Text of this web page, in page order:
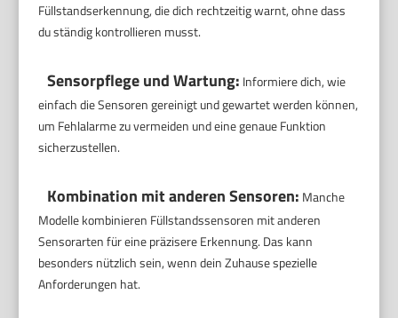
Füllstandserkennung, die dich rechtzeitig warnt, ohne dass
du ständig kontrollieren musst.
Sensorpflege und Wartung: Informiere dich, wie
einfach die Sensoren gereinigt und gewartet werden können,
um Fehlalarme zu vermeiden und eine genaue Funktion
sicherzustellen.
Kombination mit anderen Sensoren: Manche
Modelle kombinieren Füllstandssensoren mit anderen
Sensorarten für eine präzisere Erkennung. Das kann
besonders nützlich sein, wenn dein Zuhause spezielle
Anforderungen hat.